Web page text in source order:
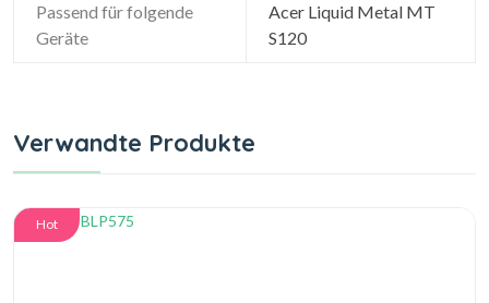
Passend für folgende
Geräte
Acer Liquid Metal MT
S120
Verwandte Produkte
Hot